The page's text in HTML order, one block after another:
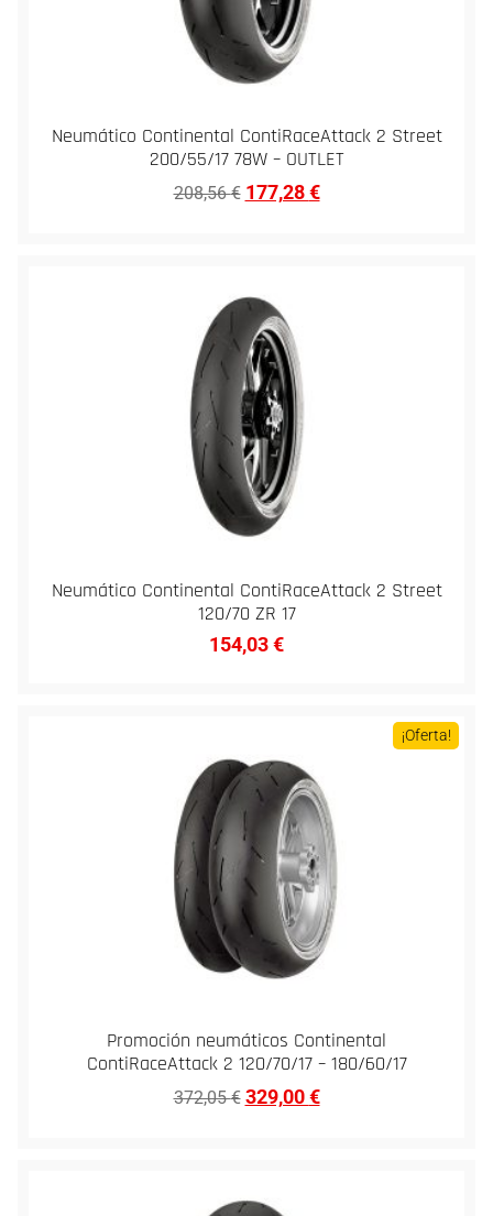
Neumático Continental ContiRaceAttack 2 Street
200/55/17 78W – OUTLET
208,56€ 177,28€
Neumático Continental ContiRaceAttack 2 Street
120/70 ZR 17
154,03€
¡Oferta!
Promoción neumáticos Continental
ContiRaceAttack 2 120/70/17 – 180/60/17
372,05€ 329,00€